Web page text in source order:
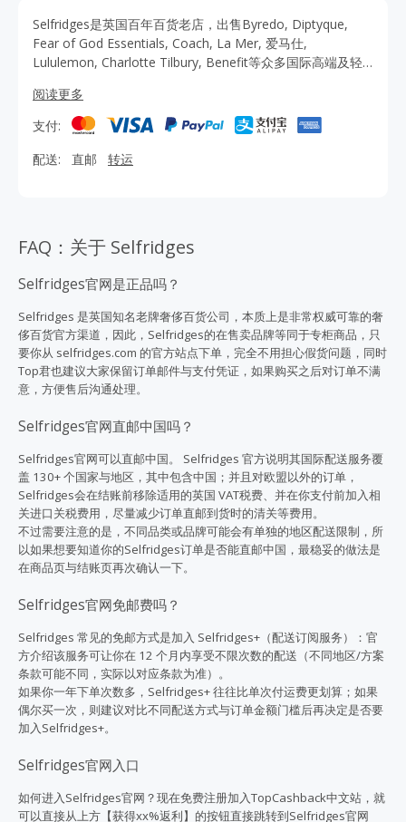
Selfridges是英国百年百货老店，出售Byredo, Diptyque,
Fear of God Essentials, Coach, La Mer, 爱马仕,
Lululemon, Charlotte Tilbury, Benefit等众多国际高端及轻
和Burberry等，并且有优势定价，正品保证，完美诠释高贵
而又浪漫的英式品味。加入Selfridges官网会员还可享全年订
单包邮，退税，部分商品可直邮。马上通过TopCashback到
Selfridges官网购物还可获得更多优惠折扣和返利，省钱又省
阅读更多
支付:
配送:
直邮 转运
FAQ：关于 Selfridges
Selfridges官网是正品吗？
Selfridges 是英国知名老牌奢侈百货公司 ，本质上是非常权威可靠的奢
侈百货官方渠道，因此，Selfridges的在售卖品牌等同于专柜商品，只
要你从 selfridges.com 的官方站点下单，完全不用担心假货问题，同时
Top君也建议大家保留订单邮件与支付凭证，如果购买之后对订单不满
意，方便售后沟通处理。
Selfridges官网直邮中国吗？
Selfridges官网可以直邮中国。 Selfridges 官方说明其国际配送服务覆
盖 130+ 个国家与地区，其中包含中国；并且对欧盟以外的订单，
Selfridges会在结账前移除适用的英国 VAT税费、并在你支付前加入相
关进口关税费用，尽量减少订单直邮到货时的清关等费用。
不过需要注意的是，不同品类或品牌可能会有单独的地区配送限制，所
以如果想要知道你的Selfridges订单是否能直邮中国，最稳妥的做法是
在商品页与结账页再次确认一下。
Selfridges官网免邮费吗？
Selfridges 常见的免邮方式是加入 Selfridges+（配送订阅服务）：官
方介绍该服务可让你在 12 个月内享受不限次数的配送（不同地区/方案
条款可能不同，实际以对应条款为准）。
如果你一年下单次数多，Selfridges+ 往往比单次付运费更划算；如果
偶尔买一次，则建议对比不同配送方式与订单金额门槛后再决定是否要
加入Selfridges+。
Selfridges官网入口
如何进入Selfridges官网？现在免费注册加入TopCashback中文站 ，就
可以直接从上方【获得xx%返利】的按钮直接跳转到Selfridges官网